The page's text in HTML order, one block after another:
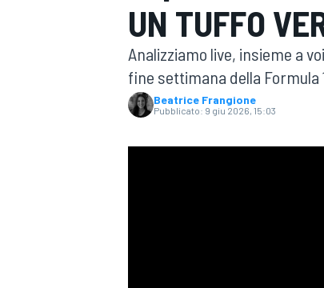
MOTOGP
UN TUFFO
Analizziamo live, insieme a
fine settimana della Formula
Beatrice Frangione
Pubblicato: 9 giu 2026, 15:03